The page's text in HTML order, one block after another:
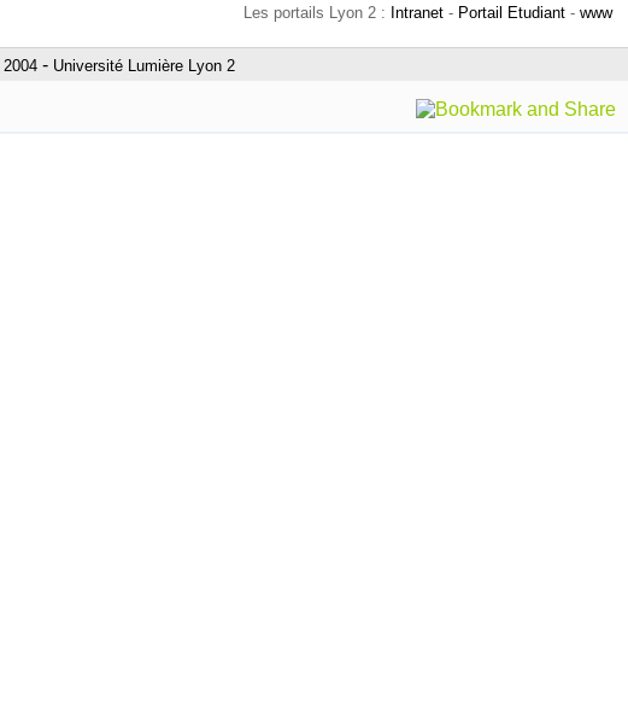
Les portails Lyon 2 : Intranet - Portail Etudiant -www
2004 - Université Lumière Lyon 2